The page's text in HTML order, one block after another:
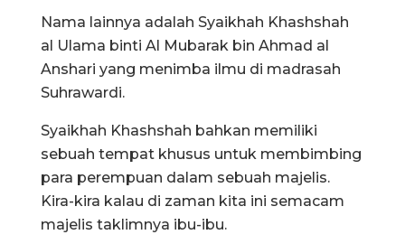
Nama lainnya adalah Syaikhah Khashshah
al Ulama binti Al Mubarak bin Ahmad al
Anshari yang menimba ilmu di madrasah
Suhrawardi.
Syaikhah Khashshah bahkan memiliki
sebuah tempat khusus untuk membimbing
para perempuan dalam sebuah majelis.
Kira-kira kalau di zaman kita ini semacam
majelis taklimnya ibu-ibu.